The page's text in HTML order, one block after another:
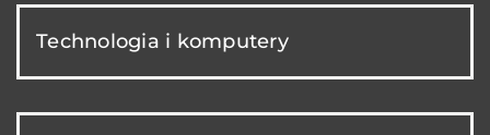
Technologia i komputery